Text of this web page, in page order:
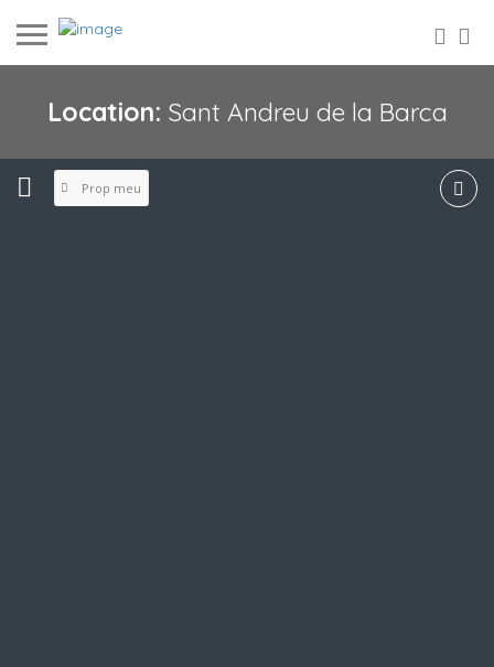
Location: Sant Andreu de la Barca
Prop meu